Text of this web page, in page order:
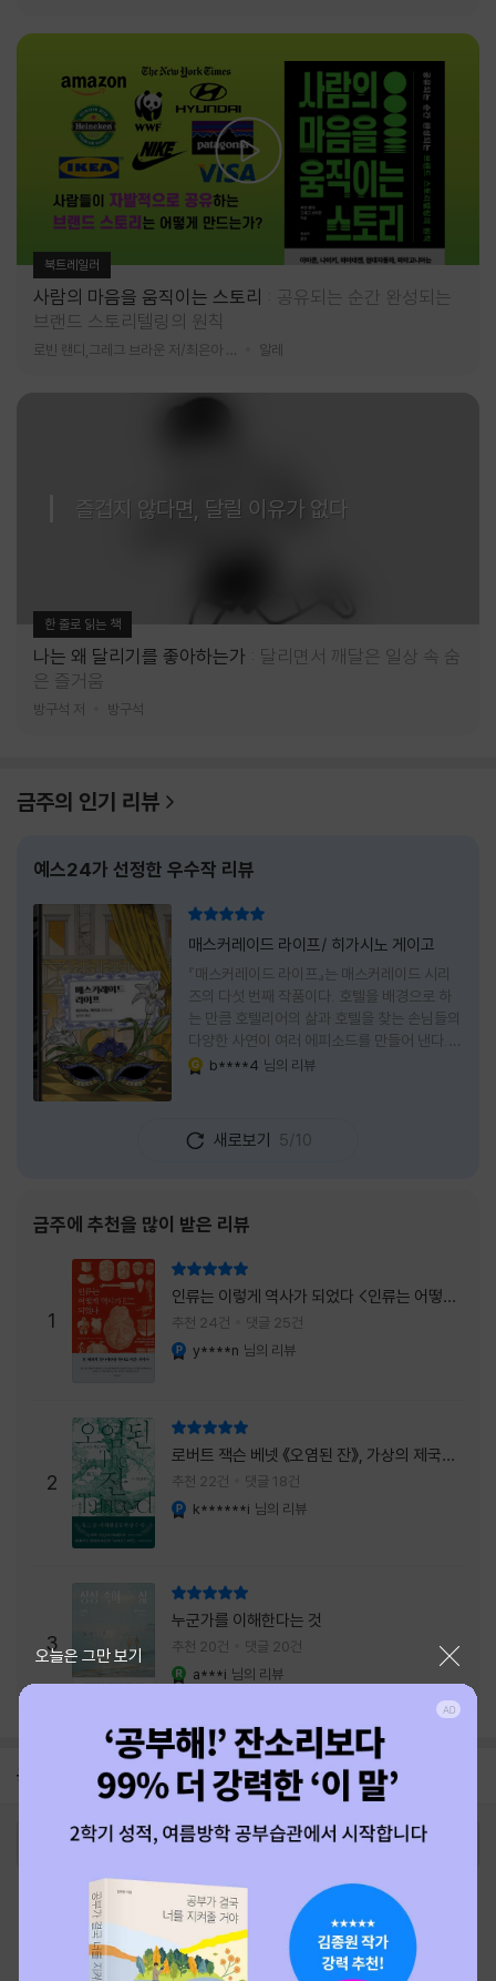
북트레일러
사람의 마음을 움직이는 스토리
공유되는 순간 완성되는
브랜드 스토리텔링의 원칙
알레
즐겁지 않다면, 달릴 이유가 없다
한 줄로 읽는 책
나는 왜 달리기를 좋아하는가
달리면서 깨달은 일상 속 숨
은 즐거움
방구석 저 방구석
금주의 인기 리뷰
예스24가 선정한 우수작 리뷰
매스커레이드 라이프/ 히가시노 게이고
『매스커레이드 라이프』는 매스커레이드 시리
즈의 다섯 번째 작품이다. 호텔을 배경으로 하
는 만큼 호텔리어의 삶과 호텔을 찾는 손님들의
다양한 사연이 여러 에피소드를 만들어 낸다.
주인공은 호텔리어로서의 완벽함을 꿈꾸는 야
는 과정에서 나오미가 다치게 되자, 고스케는
모든 책임을 지고 형사직에서 물러난다. 하지만
을 받게 된다. 그렇게 끝난 4권 이후, 나는 5권
이 출간되기만을 기다렸다. 형사가 아닌 호텔리
어가 된 닛타 고스케의 모습이 무척 궁금했기
때문이다. 그동안 호텔에서 잠복 수사를 하며
어설픈 호텔리어의 가면을 쓰고 있었다면, 이제
는 가면
b****4 님의 리뷰
새로보기 5/10
금주에 추천을 많이 받은 리뷰
1
인류는 이렇게 역사가 되었다 <인류는 어떻게
역사가 되었나>
추천 24건 댓글 25건
y****n 님의 리뷰
2
로버트 잭슨 베넷 《오염된 잔》, 가상의 제국이
주는 실감과 미스터리 사건의 치밀함이 이루어
내는 최상의 시너지...
추천 22건 댓글 18건
k******i 님의 리뷰
3
누군가를 이해한다는 것
추천 20건 댓글 20건
a***i 님의 리뷰
공지 26년 NBCI 수상 안내
2026-08-01
오늘은 그만 보기
로그인 최근 본 상품 주문/배송
고객센터 1544-3800 티켓 1544-6399
중고샵 1566-4295
eBook 1:1문의/채팅상담
예스이십사(주) 사업자 정보